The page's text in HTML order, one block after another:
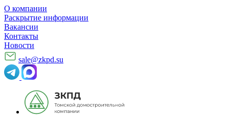
О компании
Раскрытие информации
Вакансии
Контакты
Новости
sale@zkpd.su